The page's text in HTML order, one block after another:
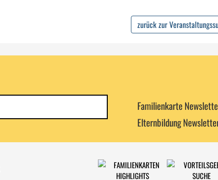
zurück zur
Newsletterkategorie
abonnieren
Familienkarte
Elternbildung